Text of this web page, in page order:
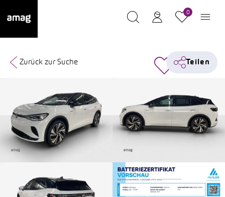
0
Zurück zur Suche Teilen